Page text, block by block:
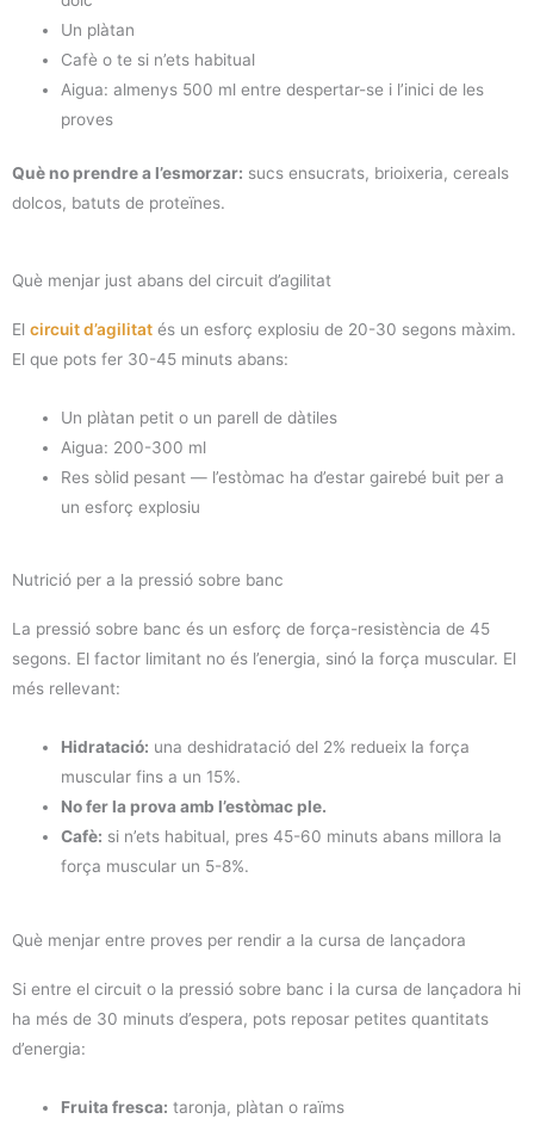
Un plàtan
Cafè o te si n’ets habitual
Aigua: almenys 500 ml entre despertar-se i l’inici de les
proves
Què no prendre a l’esmorzar: sucs ensucrats, brioixeria, cereals
dolcos, batuts de proteïnes.
Què menjar just abans del circuit d’agilitat
El circuit d’agilitat és un esforç explosiu de 20-30 segons màxim.
El que pots fer 30-45 minuts abans:
Un plàtan petit o un parell de dàtiles
Aigua: 200-300 ml
Res sòlid pesant — l’estòmac ha d’estar gairebé buit per a
un esforç explosiu
Nutrició per a la pressió sobre banc
La pressió sobre banc és un esforç de força-resistència de 45
segons. El factor limitant no és l’energia, sinó la força muscular. El
més rellevant:
Hidratació: una deshidratació del 2% redueix la força
muscular fins a un 15%.
No fer la prova amb l’estòmac ple.
Cafè: si n’ets habitual, pres 45-60 minuts abans millora la
força muscular un 5-8%.
Què menjar entre proves per rendir a la cursa de lançadora
Si entre el circuit o la pressió sobre banc i la cursa de lançadora hi
ha més de 30 minuts d’espera, pots reposar petites quantitats
d’energia:
Fruita fresca: taronja, plàtan o raïms